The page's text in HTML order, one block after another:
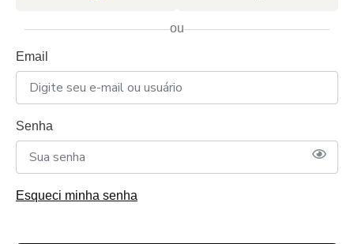
ou
Email
Senha
Esqueci minha senha